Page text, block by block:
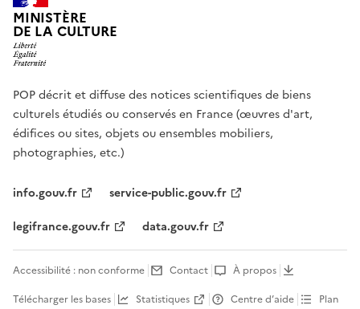
MINISTÈRE
DE LA CULTURE
POP décrit et diffuse des notices scientifiques de biens
culturels étudiés ou conservés en France (œuvres d'art,
édifices ou sites, objets ou ensembles mobiliers,
photographies, etc.)
info.gouv.fr
service-public.gouv.fr
legifrance.gouv.fr
data.gouv.fr
Accessibilité : non conforme Contact
À propos
Télécharger les bases
Statistiques Centre d’aide Plan